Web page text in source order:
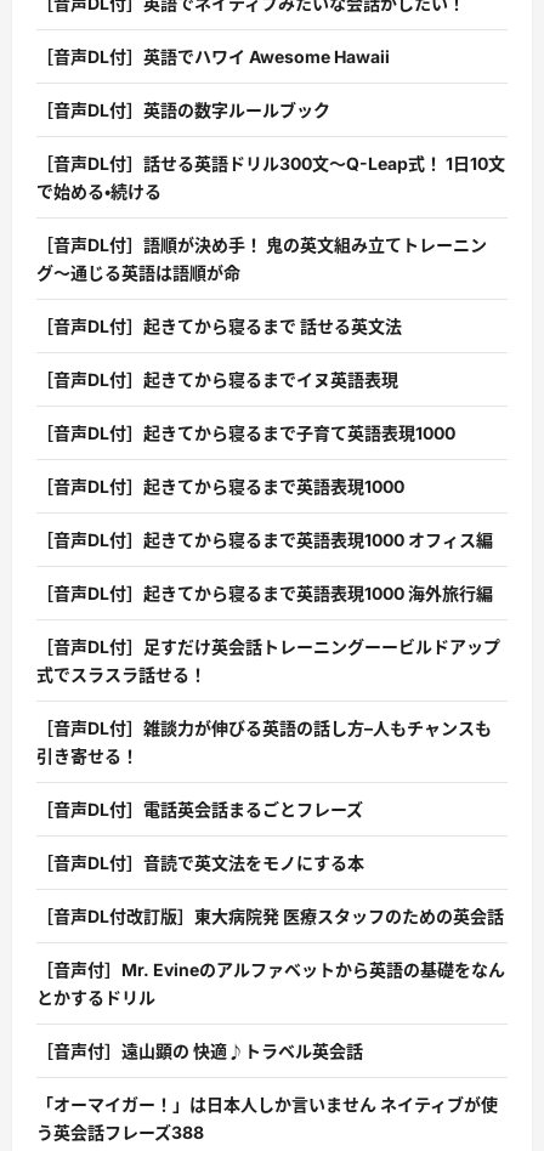
［音声DL付］英語でハワイ Awesome Hawaii
［音声DL付］英語の数字ルールブック
［音声DL付］話せる英語ドリル300文〜Q-Leap式！ 1日10文
で始める・続ける
［音声DL付］語順が決め手！ 鬼の英文組み立てトレーニン
グ〜通じる英語は語順が命
［音声DL付］起きてから寝るまで 話せる英文法
［音声DL付］起きてから寝るまでイヌ英語表現
［音声DL付］起きてから寝るまで子育て英語表現1000
［音声DL付］起きてから寝るまで英語表現1000
［音声DL付］起きてから寝るまで英語表現1000 オフィス編
［音声DL付］起きてから寝るまで英語表現1000 海外旅行編
［音声DL付］足すだけ英会話トレーニングーービルドアップ
式でスラスラ話せる！
［音声DL付］雑談力が伸びる英語の話し方–人もチャンスも
引き寄せる！
［音声DL付］電話英会話まるごとフレーズ
［音声DL付］音読で英文法をモノにする本
［音声DL付改訂版］東大病院発 医療スタッフのための英会話
［音声付］Mr. Evineのアルファベットから英語の基礎をなん
とかするドリル
［音声付］遠山顕の 快適♪トラベル英会話
「オーマイガー！」は日本人しか言いません ネイティブが使
う英会話フレーズ388